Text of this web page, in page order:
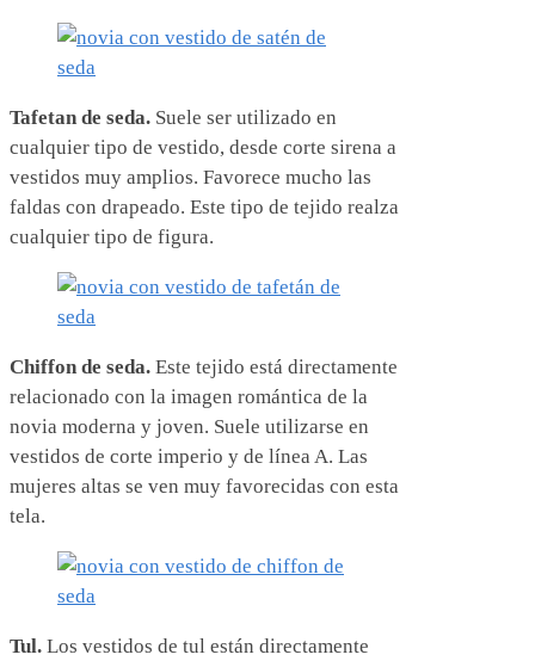
Tafetan de seda. Suele ser utilizado en
cualquier tipo de vestido, desde corte sirena a
vestidos muy amplios. Favorece mucho las
faldas con drapeado. Este tipo de tejido realza
cualquier tipo de figura.
Chiffon de seda. Este tejido está directamente
relacionado con la imagen romántica de la
novia moderna y joven. Suele utilizarse en
vestidos de corte imperio y de línea A. Las
mujeres altas se ven muy favorecidas con esta
tela.
Tul. Los vestidos de tul están directamente